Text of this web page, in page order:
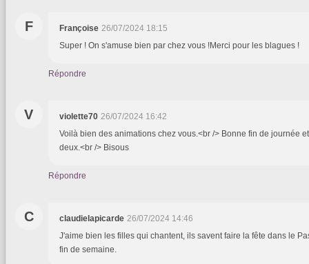
F Françoise 26/07/2024 18:15
Super ! On s'amuse bien par chez vous !Merci pour les blagues !
Répondre
V violette70 26/07/2024 16:42
Voilà bien des animations chez vous.<br /> Bonne fin de journée
deux.<br /> Bisous
Répondre
C claudielapicarde 26/07/2024 14:46
J'aime bien les filles qui chantent, ils savent faire la fête dans le
fin de semaine.